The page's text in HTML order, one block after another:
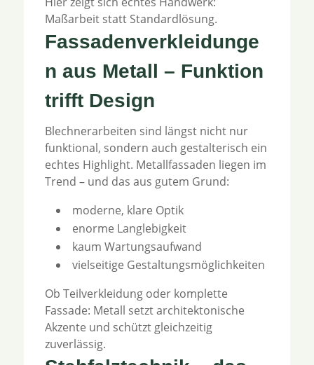
Maßarbeit statt Standardlösung.
Fassadenverkleidunge
n aus Metall – Funktion
trifft Design
Blechnerarbeiten sind längst nicht nur
funktional, sondern auch gestalterisch ein
echtes Highlight. Metallfassaden liegen im
Trend – und das aus gutem Grund:
moderne, klare Optik
enorme Langlebigkeit
kaum Wartungsaufwand
vielseitige Gestaltungsmöglichkeiten
Ob Teilverkleidung oder komplette
Fassade: Metall setzt architektonische
Akzente und schützt gleichzeitig
zuverlässig.